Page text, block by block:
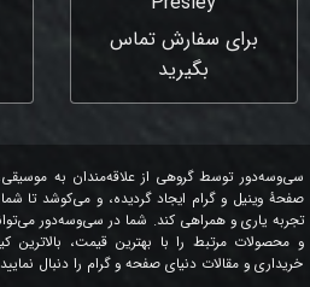
برای سفارش تماس
بگیرید
سی‌وسه‌دور توسط گروهی از علاقه‌مندان به موسیقی،
صفحۀ وینیل و گرام ایجاد گردیده، و می‌کوشد تا
تجربه یاری و همراهی کند. شما در سی‌وسه‌دور
و محصولات مرتبط را با بهترین قیمت،
خریداری و مقالات دنیای صفحه و گرام را دنبال